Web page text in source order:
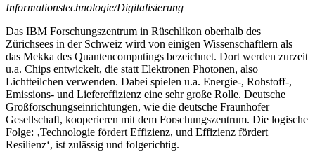
Informationstechnologie/Digitalisierung
Das IBM Forschungszentrum in Rüschlikon oberhalb des
Zürichsees in der Schweiz wird von einigen Wissenschaftlern als
das Mekka des Quantencomputings bezeichnet. Dort werden zurzeit
u.a. Chips entwickelt, die statt Elektronen Photonen, also
Lichtteilchen verwenden. Dabei spielen u.a. Energie-, Rohstoff-,
Emissions- und Liefereffizienz eine sehr große Rolle. Deutsche
Großforschungseinrichtungen, wie die deutsche Fraunhofer
Gesellschaft, kooperieren mit dem Forschungszentrum. Die logische
Folge: ‚Technologie fördert Effizienz, und Effizienz fördert
Resilienz‘, ist zulässig und folgerichtig.